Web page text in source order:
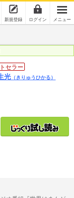
新規登録 ログイン メニュー
セラー
光 （きりゅうひかる）